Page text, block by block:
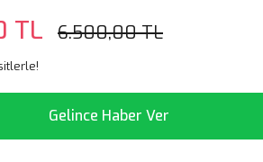
TL 6.500,00 TL
Gelince Haber Ver